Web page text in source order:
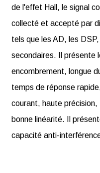
de l'effet Hall, le signal
collecté et accepté par
tels que les AD, les
secondaires. Il présente
encombrement, longue
temps de réponse
courant, haute
bonne linéarité. Il
capacité anti-